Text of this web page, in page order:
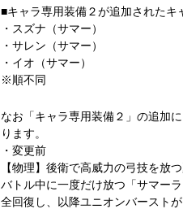
■キャラ専用装備２が追加されたキ
・スズナ（サマー）
・サレン（サマー）
・イオ（サマー）
※順不同
なお「キャラ専用装備２」の追加
ります。
・変更前
【物理】後衛で高威力の弓技を放
バトル中に一度だけ放つ「サマー
全回復し、以降ユニオンバーストが